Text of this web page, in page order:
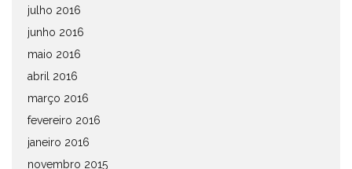
julho 2016
junho 2016
maio 2016
abril 2016
março 2016
fevereiro 2016
janeiro 2016
novembro 2015